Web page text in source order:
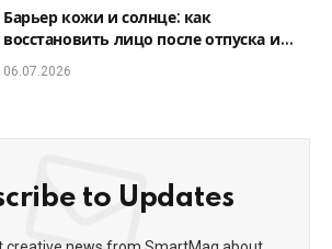
Барьер кожи и солнце: как
восстановить лицо после отпуска и
избежать фотостарения
06.07.2026
to Updates